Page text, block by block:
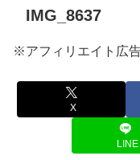
IMG_8637
※アフィリエイト広
X
LINE